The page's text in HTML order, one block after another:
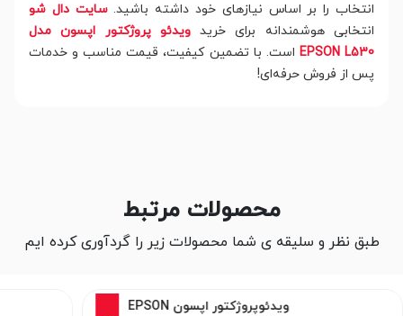
انتخاب را بر اساس نیازهای خود داشته باشید.سایت دال شو
انتخابی هوشمندانه برای خریدویدئو پروژکتور اپسون مدل
EPSON L530 است. با تضمین کیفیت، قیمت مناسب و خدمات
پس از فروش حرفه‌ای!
محصولات مرتبط
طبق نظر و سلیقه ی شما محصولات زیر را گردآوری کرده ایم
2%
ویدئوپروژکتور اپسون EPSON